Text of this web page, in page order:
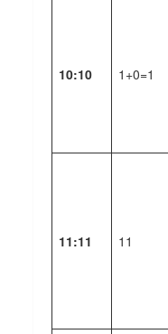
10:10 1+0=1
11:11 11